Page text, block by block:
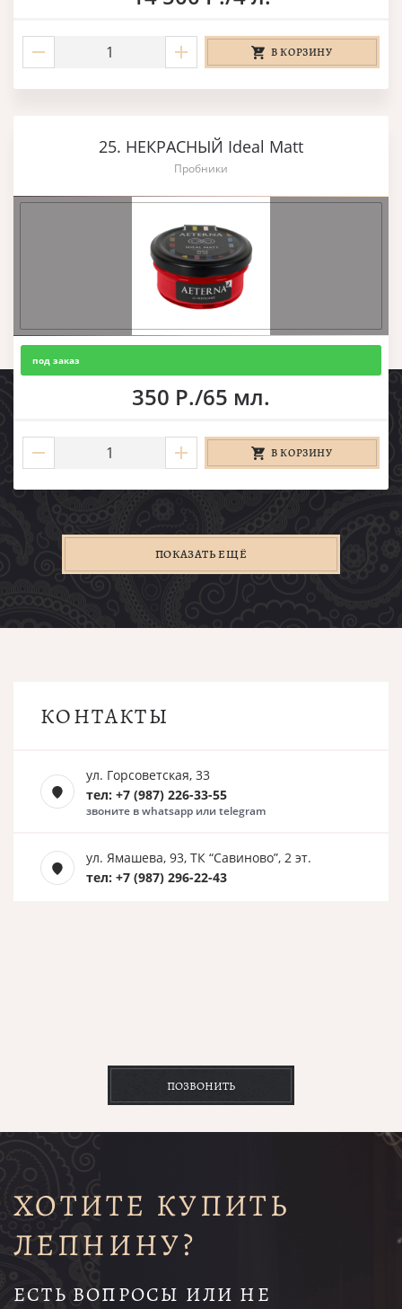
В КОРЗИНУ
25. НЕКРАСНЫЙ Ideal Matt
Пробники
под заказ
350 Р./65 мл.
В КОРЗИНУ
ПОКАЗАТЬ ЕЩЁ
КОНТАКТЫ
ул. Горсоветская, 33
тел: +7 (987) 226-33-55
звоните в whatsapp или telegram
ул. Ямашева, 93, ТК “Савиново”, 2 эт.
тел: +7 (987) 296-22-43
ПОЗВОНИТЬ
ХОТИТЕ КУПИТЬ
ЛЕПНИНУ?
ЕСТЬ ВОПРОСЫ ИЛИ НЕ